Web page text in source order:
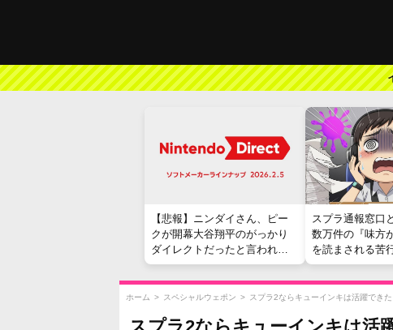
【悲報】ニンダイさん、ピー
クが開幕大谷翔平のがっかり
ダイレクトだったと言われて
しまう
スプラ通報窓口
数万件の『味方
を読まされる苦
ホーム > スペシャルウェポン > スプラ2ならキューインキは活躍でき